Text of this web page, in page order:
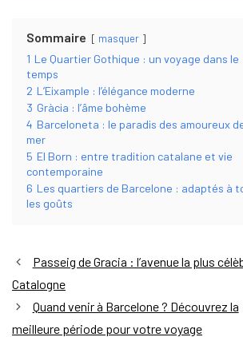
Sommaire masquer
1 Le Quartier Gothique : un voyage dans le
temps
2 L’Eixample : l’élégance moderne
3 Gràcia : l’âme bohème
4 Barceloneta : le paradis des amoureux
mer
5 El Born : entre tradition catalane et vie
contemporaine
6 Les quartiers de Barcelone : adaptés à
les goûts
Passeig de Gracia : l’avenue la plus
Catalogne
Quand venir à Barcelone ? Découvrez la
meilleure période pour votre voyage